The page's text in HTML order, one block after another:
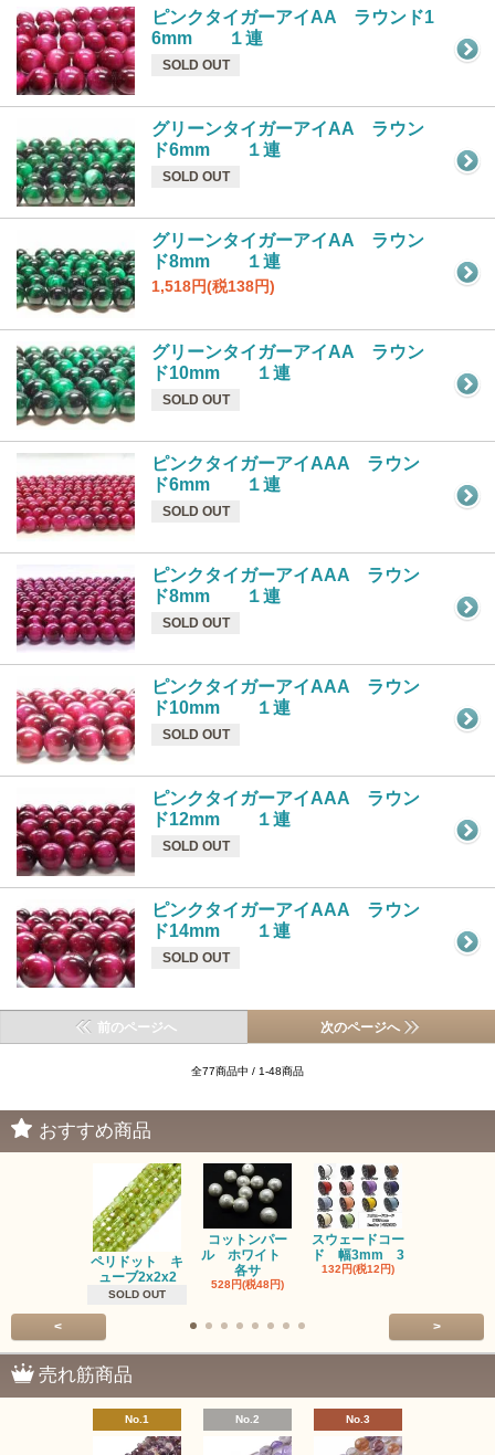
ピンクタイガーアイAA ラウンド1
6mm １連
SOLD OUT
グリーンタイガーアイAA ラウン
ド6mm １連
SOLD OUT
グリーンタイガーアイAA ラウン
ド8mm １連
1,518円(税138円)
グリーンタイガーアイAA ラウン
ド10mm １連
SOLD OUT
ピンクタイガーアイAAA ラウン
ド6mm １連
SOLD OUT
ピンクタイガーアイAAA ラウン
ド8mm １連
SOLD OUT
ピンクタイガーアイAAA ラウン
ド10mm １連
SOLD OUT
ピンクタイガーアイAAA ラウン
ド12mm １連
SOLD OUT
ピンクタイガーアイAAA ラウン
ド14mm １連
SOLD OUT
前のページへ 次のページへ
全77商品中 / 1-48商品
おすすめ商品
ペリドット キ
ューブ2x2x2
SOLD OUT
コットンパー
ル ホワイト
各サ
528円(税48円)
スウェードコー
ド 幅3mm 3
132円(税12円)
< >
売れ筋商品
No.1 No.2 No.3